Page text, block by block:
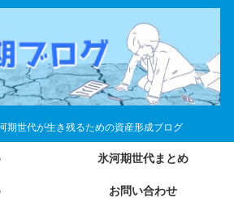
期世代が生き残るための資産形成ブログ
氷河期世代まとめ
お問い合わせ